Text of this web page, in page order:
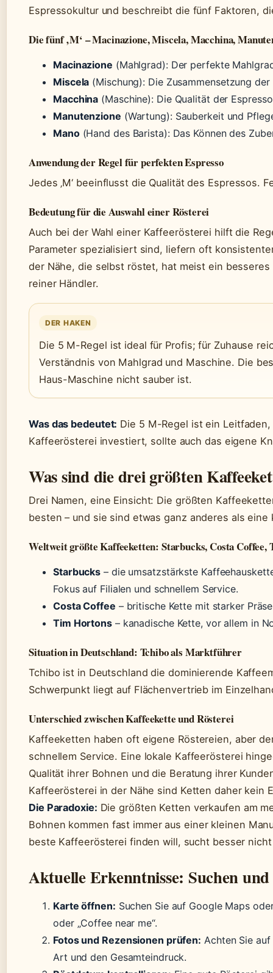
Espressokultur und beschreibt die fünf Faktoren,
Die fünf ‚M‘ – Macinazione, Miscela, Macchina,
Macinazione (Mahlgrad): Der perfekte
Miscela (Mischung): Die Zusammensetzung
Macchina (Maschine): Die Qualität der
Manutenzione (Wartung): Sauberkeit und
Mano(Hand des Barista): Das Können des
Anwendung der Regel für perfekten Espresso
Jedes ‚M‘ beeinflusst die Qualität des Espressos.
Bedeutung für die Auswahl einer Rösterei
Auch bei der Wahl einer Kaffeerösterei hilft die
Parameter spezialisiert sind, liefern oft
der Nähe, die selbst röstet, hat meist ein
reiner Händler.
DER HAKEN
Die 5 M-Regel ist ideal für Profis; für Zuhause
Verständnis von Mahlgrad und Maschine. Die
Haus-Maschine nicht sauber ist.
Was das bedeutet: Die 5 M-Regel ist ein
Kaffeerösterei investiert, sollte auch das eigene
Was sind die drei größten
Drei Namen, eine Einsicht: Die größten
besten – und sie sind etwas ganz anderes als
Weltweit größte Kaffeeketten: Starbucks, Costa Coffee,
Starbucks – die umsatzstärkste
Fokus auf Filialen und schnellem Service.
Costa Coffee – britische Kette mit starker
Tim Hortons– kanadische Kette, vor allem in
Situation in Deutschland: Tchibo als Marktführer
Tchibo ist in Deutschland die dominierende
Schwerpunkt liegt auf Flächenvertrieb im
Unterschied zwischen Kaffeekette und Rösterei
Kaffeeketten haben oft eigene Röstereien, aber
schnellem Service. Eine lokale Kaffeerösterei
Qualität ihrer Bohnen und die Beratung ihrer
Kaffeerösterei in der Nähe sind Ketten daher kein
Die Paradoxie: Die größten Ketten verkaufen am
Bohnen kommen fast immer aus einer kleinen
beste Kaffeerösterei finden will, sucht besser
Aktuelle Erkenntnisse: Suchen
Karte öffnen: Suchen Sie auf Google Maps
oder „Coffee near me“.
Fotos und Rezensionen prüfen: Achten Sie
Art und den Gesamteindruck.